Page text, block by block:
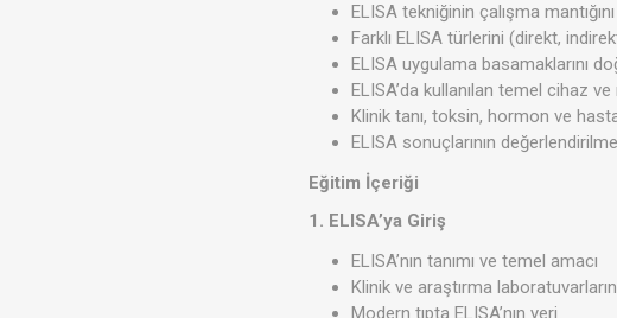
ELISA tekniğinin çalışma
Farklı ELISA türlerini (direkt,
ELISA uygulama basamaklarını
ELISA’da kullanılan temel cihaz
Klinik tanı, toksin, hormon ve
ELISA sonuçlarının
Eğitim İçeriği
1. ELISA’ya Giriş
ELISA’nın tanımı ve temel amacı
Klinik ve araştırma
Modern tıpta ELISA’nın yeri